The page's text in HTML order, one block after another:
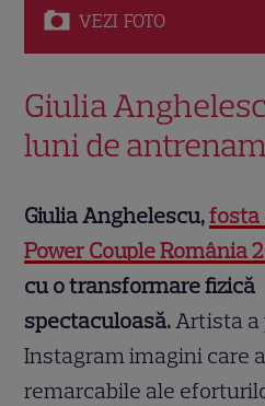
VEZI FOTO
Giulia
luni de
Giulia Anghelescu,fosta
Power Couple România
cu o transformare fizică
spectaculoasă.Artista a
Instagram imagini care
remarcabile ale